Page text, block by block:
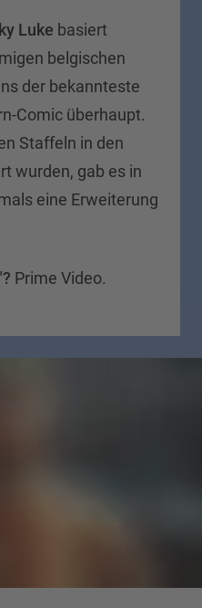
Luke basiert
belgischen
der bekannteste
Comic überhaupt.
Staffeln in den
wurden, gab es in
eine Erweiterung
Prime Video.